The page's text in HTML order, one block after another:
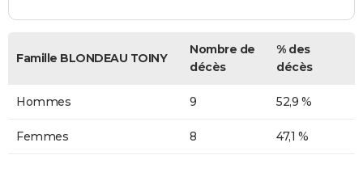
Famille BLONDEAU TOINY
Nombre de
décès
% des
décès
Hommes 9 52,9 %
Femmes 8 47,1 %